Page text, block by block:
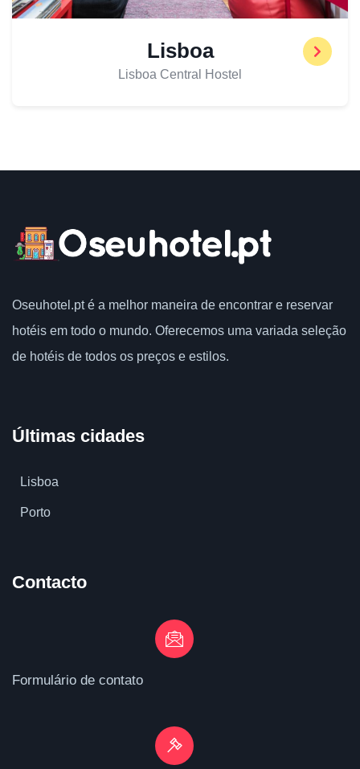
Lisboa
Lisboa Central Hostel
Oseuhotel.pt é a melhor maneira de encontrar e reservar
hotéis em todo o mundo. Oferecemos uma variada seleção
de hotéis de todos os preços e estilos.
Últimas cidades
Lisboa
Porto
Contacto
Formulário de contato